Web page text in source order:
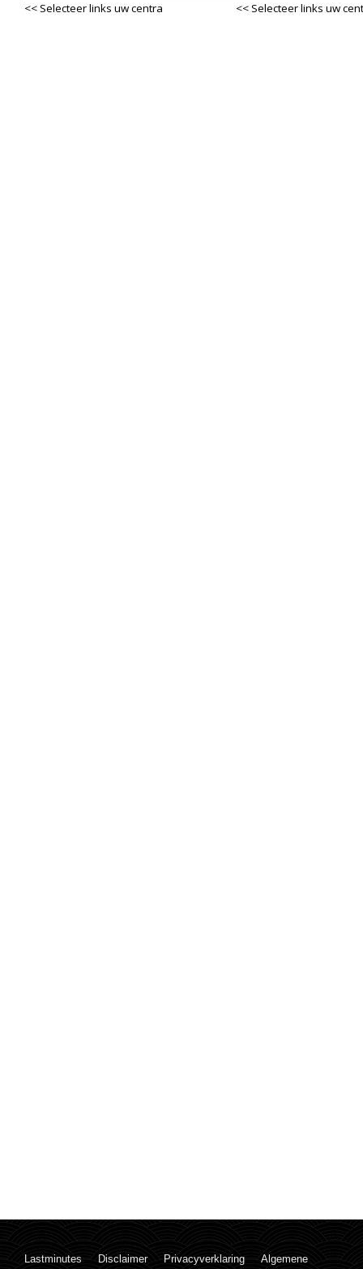
<< Selecteer links uw centra << Selecteer links uw
Lastminutes Disclaimer Privacyverklaring
Algemene